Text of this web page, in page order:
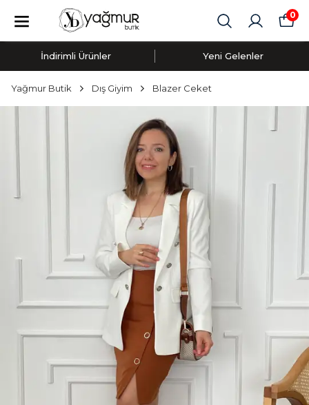
0
İndirimli Ürünler Yeni Gelenler
Yağmur Butik Dış Giyim Blazer Ceket